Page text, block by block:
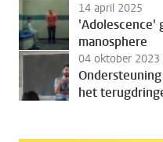
14 april 2025
'Adolescence'
manosphere
04 oktober 2023
het